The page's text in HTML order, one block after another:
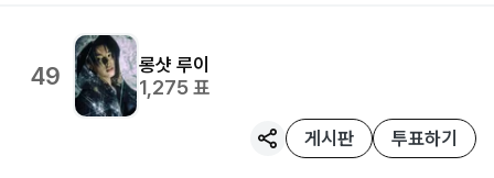
49 롱샷 루이
1,275표
게시판 투표하기